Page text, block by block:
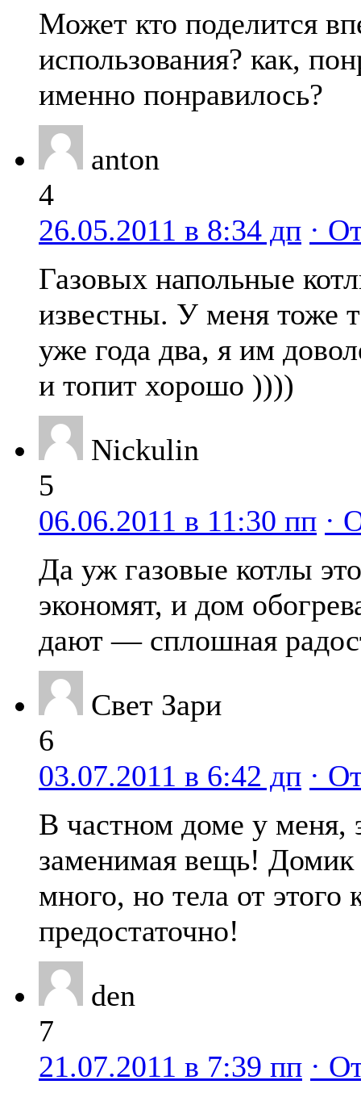
Может кто поделится
использования? как,
именно понравилось?
anton
4
26.05.2011 в 8:34 дп ·
Газовых напольные
известны. У меня тоже
уже года два, я им
и топит хорошо ))))
Nickulin
5
06.06.2011 в 11:30 пп ·
Да уж газовые котлы
экономят, и дом
дают — сплошная
Свет Зари
6
03.07.2011 в 6:42 дп ·
В частном доме у меня,
заменимая вещь! Домик
много, но тела от этого
предостаточно!
den
7
21.07.2011 в 7:39 пп ·